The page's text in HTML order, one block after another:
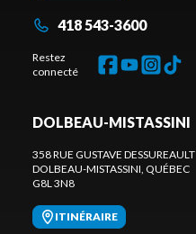
418 543-3600
Restez
connecté
DOLBEAU-MISTASSINI
358 RUE GUSTAVE DESSUREAULT
DOLBEAU-MISTASSINI, QUÉBEC
G8L 3N8
ITINÉRAIRE